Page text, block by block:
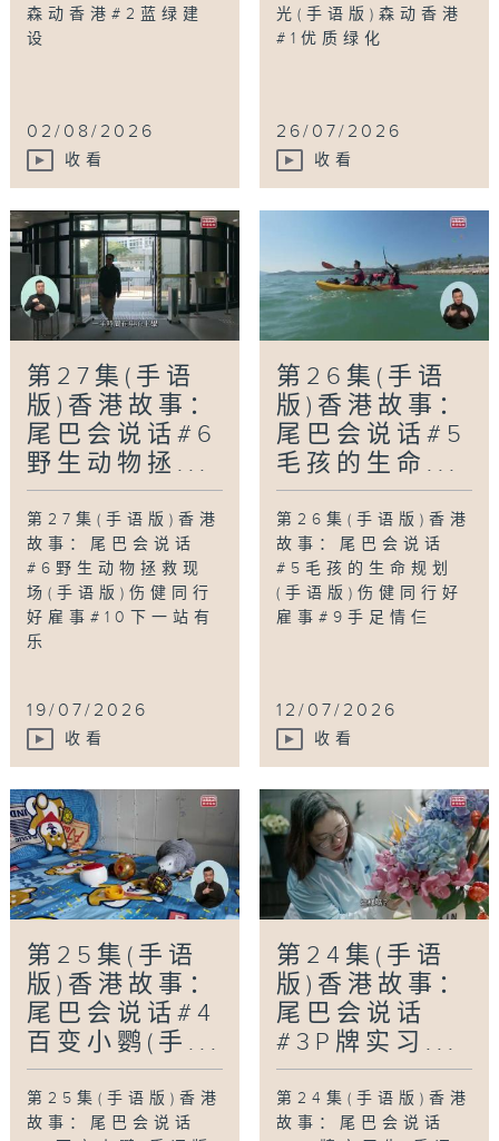
森动香港#2蓝绿建
设
02/08/2026
收看
光(手语版)森动香港
#1优质绿化
26/07/2026
收看
第27集(手语
版)香港故事：
尾巴会说话#6
野生动物拯...
第27集(手语版)香港
故事：尾巴会说话
#6野生动物拯救现
场(手语版)伤健同行
好雇事#10下一站有
乐
19/07/2026
收看
第26集(手语
版)香港故事：
尾巴会说话#5
毛孩的生命...
第26集(手语版)香港
故事：尾巴会说话
#5毛孩的生命规划
(手语版)伤健同行好
雇事#9手足情仨
12/07/2026
收看
第25集(手语
版)香港故事：
尾巴会说话#4
百变小鹦(手...
第25集(手语版)香港
故事：尾巴会说话
第24集(手语
版)香港故事：
尾巴会说话
#3P牌实习...
第24集(手语版)香港
故事：尾巴会说话